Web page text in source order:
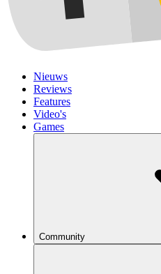
Nieuws
Reviews
Features
Video's
Games
Community